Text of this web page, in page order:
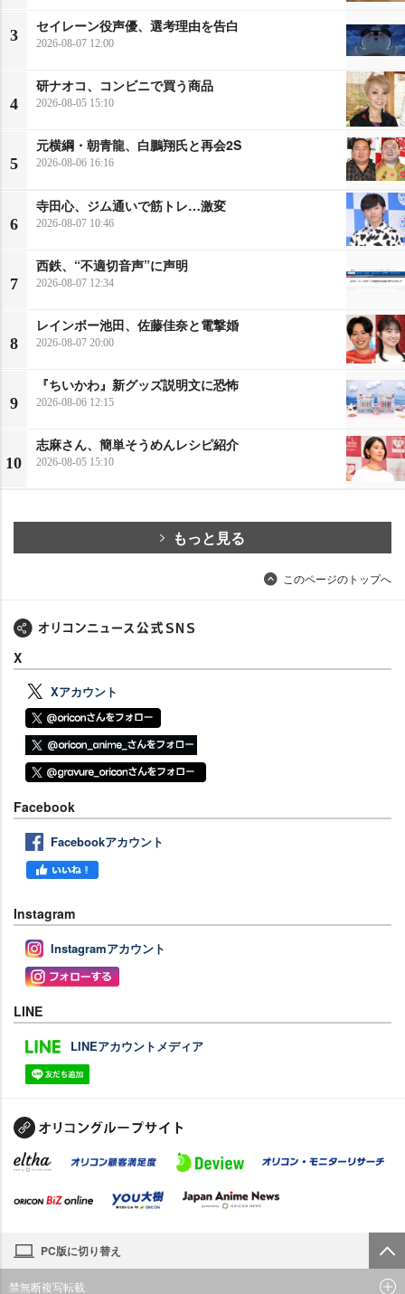
3
セイレーン役声優、選考理由を告白
2026-08-07 12:00
4
研ナオコ、コンビニで買う商品
2026-08-05 15:10
5
元横綱・朝青龍、白鵬翔氏と再会2S
2026-08-06 16:16
6
寺田心、ジム通いで筋トレ…激変
2026-08-07 10:46
7
西鉄、“不適切音声”に声明
2026-08-07 12:34
8
レインボー池田、佐藤佳奈と電撃婚
2026-08-07 20:00
9
『ちいかわ』新グッズ説明文に恐怖
2026-08-06 12:15
10
志麻さん、簡単そうめんレシピ紹介
2026-08-05 15:10
もっと見る
このページのトップへ
X
Xアカウント
Facebook
Facebookアカウント
Instagram
Instagramアカウント
LINE
LINEアカウントメディア
PC版に切り替え
禁無断複写転載